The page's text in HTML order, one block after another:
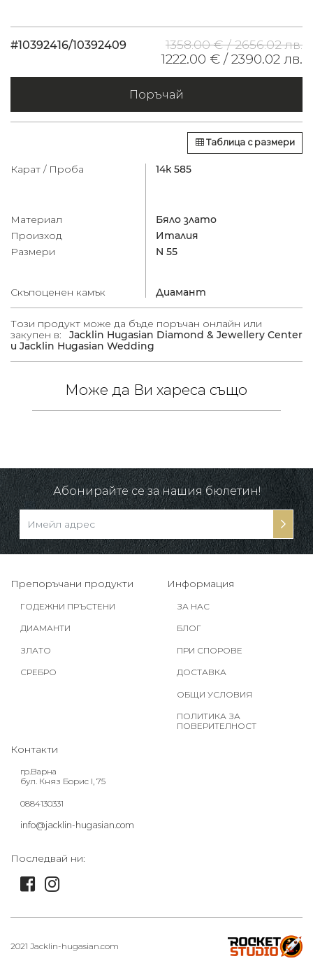
#10392416/10392409 1358.00 € /2656.02 лв.
1222.00 € /2390.02 лв.
Поръчай
Таблица с размери
Карат / Проба 14к 585
Материал
Бяло злато
Произход
Италия
Размери
N 55
Скъпоценен камък Диамант
Този продукт може да бъде поръчан онлайн или
закупен в:
Jacklin Hugasian Diamond & Jewellery Center
и Jacklin Hugasian Wedding
Може да Ви хареса също
Абонирайте се за нашия бюлетин!
Препоръчани продукти
ГОДЕЖНИ ПРЪСТЕНИ
ДИАМАНТИ
ЗЛАТО
СРЕБРО
Информация
ЗА НАС
БЛОГ
ПРИ СПОРОВЕ
ДОСТАВКА
ОБЩИ УСЛОВИЯ
ПОЛИТИКА ЗА
ПОВЕРИТЕЛНОСТ
Контакти
гр.Варна
бул. Княз Борис I, 75
0884130331
info@jacklin-hugasian.com
Последвай ни:
2021 Jacklin-hugasian.com